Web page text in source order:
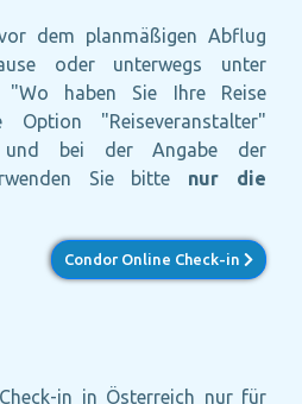
dem planmäßigen Abflug
oder unterwegs unter
"Wo haben Sie Ihre Reise
"Reiseveranstalter"
und bei der Angabe der
Sie bitte nur die
Condor Online Check-in
in in Österreich nur für